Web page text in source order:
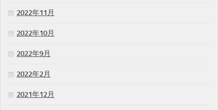
2022年11月
2022年10月
2022年9月
2022年2月
2021年12月